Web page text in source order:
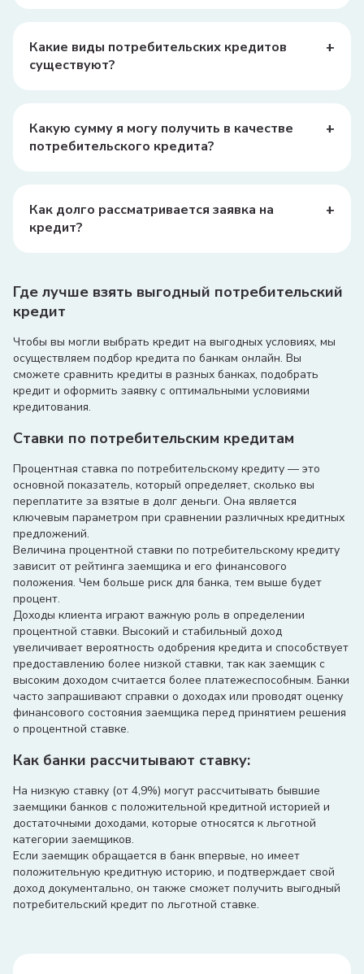
Какие виды потребительских кредитов
существуют?
+
медицинские услуги.
Какую сумму я могу получить в качестве
потребительского кредита?
+
миллионов сумов.
Как долго рассматривается заявка на
кредит?
+
Где лучше взять выгодный потребительский
кредит
Чтобы вы могли выбрать кредит на выгодных условиях, мы
осуществляем подбор кредита по банкам онлайн. Вы
сможете сравнить кредиты в разных банках, подобрать
кредит и оформить заявку с оптимальными условиями
кредитования.
Ставки по потребительским кредитам
Процентная ставка по потребительскому кредиту — это
основной показатель, который определяет, сколько вы
переплатите за взятые в долг деньги. Она является
ключевым параметром при сравнении различных кредитных
предложений.
Величина процентной ставки по потребительскому кредиту
зависит от рейтинга заемщика и его финансового
положения. Чем больше риск для банка, тем выше будет
процент.
Доходы клиента играют важную роль в определении
процентной ставки. Высокий и стабильный доход
увеличивает вероятность одобрения кредита и способствует
предоставлению более низкой ставки, так как заемщик с
высоким доходом считается более платежеспособным. Банки
часто запрашивают справки о доходах или проводят оценку
финансового состояния заемщика перед принятием решения
о процентной ставке.
Как банки рассчитывают ставку:
На низкую ставку (от 4,9%) могут рассчитывать бывшие
заемщики банков с положительной кредитной историей и
достаточными доходами, которые относятся к льготной
категории заемщиков.
Если заемщик обращается в банк впервые, но имеет
положительную кредитную историю, и подтверждает свой
доход документально, он также сможет получить выгодный
потребительский кредит по льготной ставке.